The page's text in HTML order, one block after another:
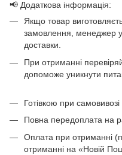
📢 Додаткова інформація:
Якщо товар
замовлення, менеджер
доставки.
При отриманні
допоможе уникнути
Готівкою при самовивозі
Повна передоплата на
Оплата при отриманні
отриманні на «Новій